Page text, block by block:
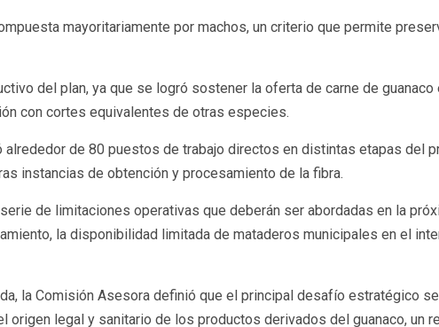
mayoritariamente por machos, un criterio que permite
del plan, ya que se logró sostener la oferta de carne de
con cortes equivalentes de otras especies.
alrededor de 80 puestos de trabajo directos en distintas etapas del
instancias de obtención y procesamiento de la fibra.
de limitaciones operativas que deberán ser abordadas en la
la disponibilidad limitada de mataderos municipales en el
la Comisión Asesora definió que el principal desafío estratégico
legal y sanitario de los productos derivados del guanaco, un